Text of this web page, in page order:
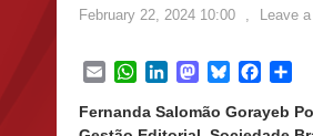
February 22, 2024 10:00 , Leave
EmailWhatsApp
LinkedInMastodon
Bluesky
Fernanda Salomão Gorayeb